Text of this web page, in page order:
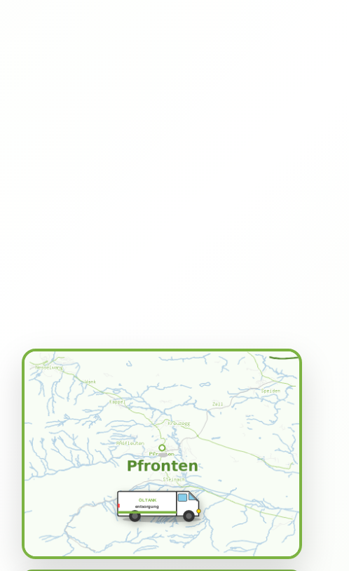
ÖLTANK
entsorgung